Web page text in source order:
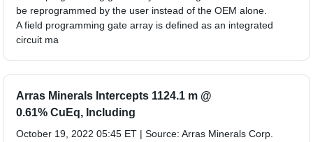
be reprogrammed by the user instead of the OEM alone.
A field programming gate array is defined as an integrated
circuit ma
Arras Minerals Intercepts 1124.1 m @
0.61% CuEq, Including
October 19, 2022 05:45 ET | Source: Arras Minerals Corp.